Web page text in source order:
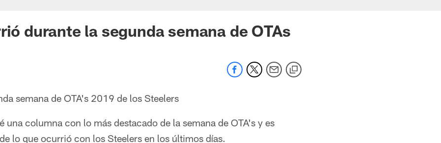
durante la segunda semana de OTAs
semana de OTA's 2019 de los Steelers
una columna con lo más destacado de la semana de OTA's y es
lo que ocurrió con los Steelers en los últimos días.